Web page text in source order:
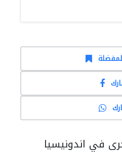
في اندونيسيا